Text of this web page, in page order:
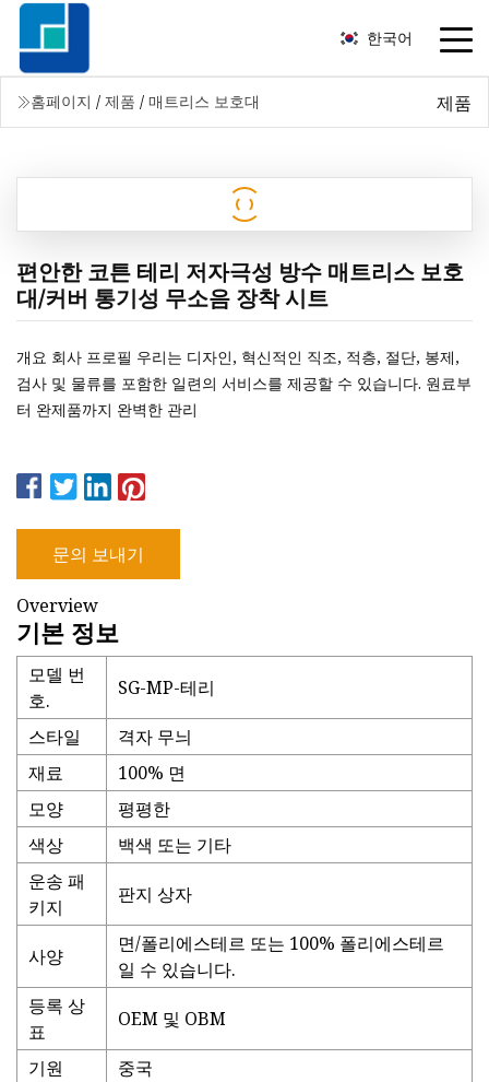
한국어
홈페이지 / 제품 / 매트리스 보호대 제품
편안한 코튼 테리 저자극성 방수 매트리스 보호
대/커버 통기성 무소음 장착 시트
개요 회사 프로필 우리는 디자인, 혁신적인 직조, 적층, 절단, 봉제,
검사 및 물류를 포함한 일련의 서비스를 제공할 수 있습니다. 원료부
터 완제품까지 완벽한 관리
문의 보내기
Overview
기본 정보
모델 번
호.
SG-MP-테리
스타일
격자 무늬
재료
100% 면
모양
평평한
색상
백색 또는 기타
운송 패
키지
판지 상자
사양
면/폴리에스테르 또는 100% 폴리에스테르
일 수 있습니다.
등록 상
표
OEM 및 OBM
기원
중국